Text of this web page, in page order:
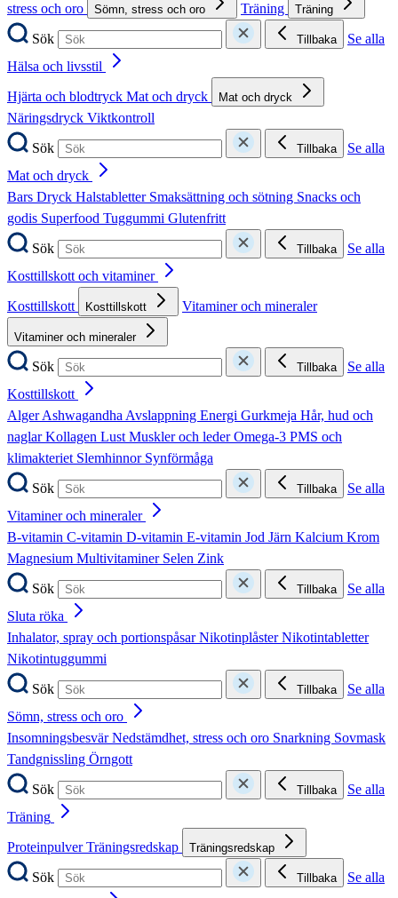
stress och oro
Sömn, stress och oro Träning Träning
Sök Tillbaka
Se alla
Hälsa och livsstil
Hjärta och blodtryck Mat och dryck Mat och dryck
Näringsdryck Viktkontroll
Sök
Tillbaka
Se alla
Mat och dryck
Bars Dryck Halstabletter Smaksättning och sötning Snacks och
godis Superfood Tuggummi Glutenfritt
Sök
Tillbaka
Se alla
Kosttillskott och vitaminer
Kosttillskott
Kosttillskott Vitaminer och mineraler
Vitaminer och mineraler
Sök Tillbaka
Se alla
Kosttillskott
AlgerAshwagandhaAvslappning Energi Gurkmeja Hår, hud och
naglarKollagen LustMuskler och lederOmega-3 PMS och
klimakteriet Slemhinnor Synförmåga
Sök
Tillbaka
Se alla
Vitaminer och mineraler
B-vitamin C-vitamin D-vitamin E-vitamin Jod Järn Kalcium Krom
Magnesium Multivitaminer Selen Zink
Sök
Tillbaka
Se alla
Sluta röka
Inhalator, spray och portionspåsarNikotinplåsterNikotintabletter
Nikotintuggummi
Sök
Tillbaka
Se alla
Sömn, stress och oro
InsomningsbesvärNedstämdhet, stress och oro Snarkning Sovmask
Tandgnissling Örngott
Sök
Tillbaka
Se alla
Träning
ProteinpulverTräningsredskap Träningsredskap
Sök Tillbaka
Se alla